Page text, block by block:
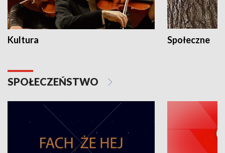
Kultura Społeczne
SPOŁECZEŃSTWO